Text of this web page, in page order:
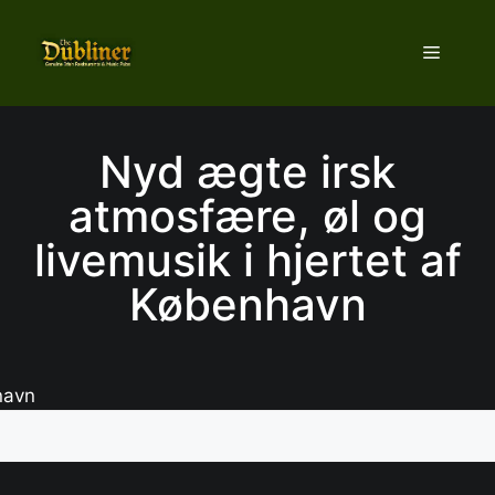
indhold
Menu
Nyd ægte irsk
atmosfære, øl og
livemusik i hjertet af
København